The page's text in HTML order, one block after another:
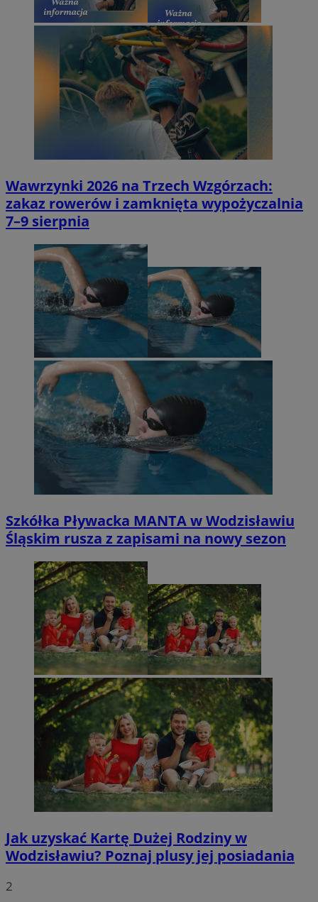
Wawrzynki 2026 na Trzech Wzgórzach:
zakaz rowerów i zamknięta wypożyczalnia
7–9 sierpnia
Szkółka Pływacka MANTA w Wodzisławiu
Śląskim rusza z zapisami na nowy sezon
Jak uzyskać Kartę Dużej Rodziny w
Wodzisławiu? Poznaj plusy jej posiadania
2